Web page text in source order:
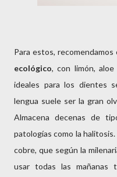
Para estos, recomendamos
ecológico, con limón,
ideales para los dientes
lengua suele ser la gran
Almacena decenas de
patologías como la
cobre, que según la
usar todas las mañanas